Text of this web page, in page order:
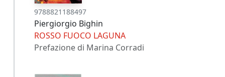
9788821188497
Piergiorgio Bighin
ROSSO FUOCO LAGUNA
Prefazione di Marina Corradi